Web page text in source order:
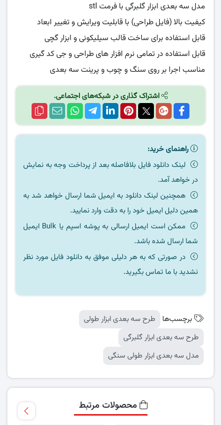
مدل سه بعدی ابزار گلبرگی با فرمت stl
کیفیت بالا (فایل طراحی) با قابلیت ویرایش و تغییر ابعاد
قابل استفاده برای ساخت قالب سیلیکونی و ابزار گچی
قابل استفاده در تمامی نرم افزار های طراحی و جی کد گیری
مناسب اجرا بر روی سنگ و چوب و پرینت سه بعدی
اشتراک گذاری در شبکه‌های اجتماعی.
راهنمای خرید:
لینک دانلود فایل بلافاصله بعد از پرداخت وجه به نمایش
در خواهد آمد.
همچنین لینک دانلود به ایمیل شما ارسال خواهد شد به
همین دلیل ایمیل خود را به دقت وارد نمایید.
ممکن است ایمیل ارسالی به پوشه اسپم یا Bulk ایمیل
شما ارسال شده باشد.
در صورتی که به هر دلیلی موفق به دانلود فایل مورد نظر
نشدید با ما تماس بگیرید.
برچسب‌ها
طرح سه بعدی ابزار طولی
طرح سه بعدی ابزار گلبرگی
مدل سه بعدی ابزار طولی سنگی
محصولات مرتبط